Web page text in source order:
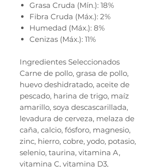
Grasa Cruda (Mín.): 18%
Fibra Cruda (Máx.): 2%
Humedad (Máx.): 8%
Cenizas (Máx.): 11%
Ingredientes Seleccionados
Carne de pollo, grasa de pollo,
huevo deshidratado, aceite de
pescado, harina de trigo, maíz
amarillo, soya descascarillada,
levadura de cerveza, melaza de
caña, calcio, fósforo, magnesio,
zinc, hierro, cobre, yodo, potasio,
selenio, taurina, vitamina A,
vitamina C, vitamina D3,